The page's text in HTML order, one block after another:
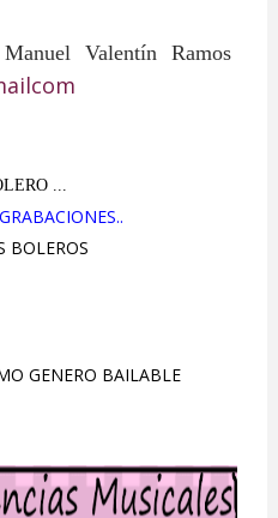
Valentín Ramos
...
BOLEROS
GENERO BAILABLE